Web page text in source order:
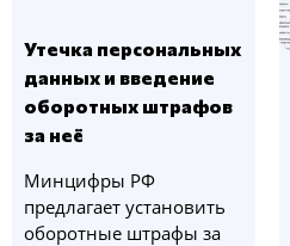
Утечка персональных
данных и введение
оборотных штрафов
за неё
Минцифры РФ
предлагает установить
оборотные штрафы за